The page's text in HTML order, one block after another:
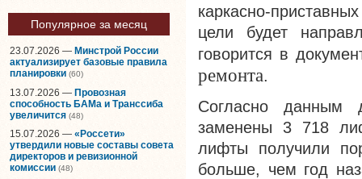
Популярное за месяц
23.07.2026 — Минстрой России
актуализирует базовые правила
планировки (60)
13.07.2026 — Провозная
способность БАМа и Транссиба
увеличится (48)
15.07.2026 — «Россети»
утвердили новые составы совета
директоров и ревизионной
комиссии (48)
каркасно-
цели будет
говорится в
ремонта.
Согласно данным
заменены 3 718
лифты получили
больше, чем год